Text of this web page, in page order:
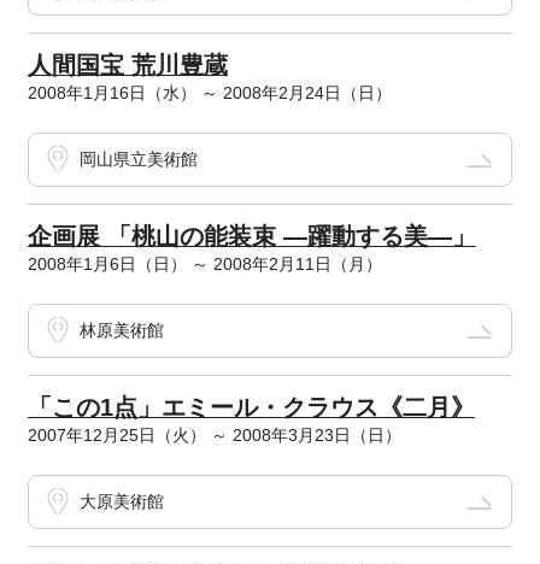
人間国宝 荒川豊蔵
2008年1月16日（水） ～ 2008年2月24日（日）
岡山県立美術館
企画展 「桃山の能装束 ―躍動する美―」
2008年1月6日（日） ～ 2008年2月11日（月）
林原美術館
「この1点」エミール・クラウス《二月》
2007年12月25日（火） ～ 2008年3月23日（日）
大原美術館